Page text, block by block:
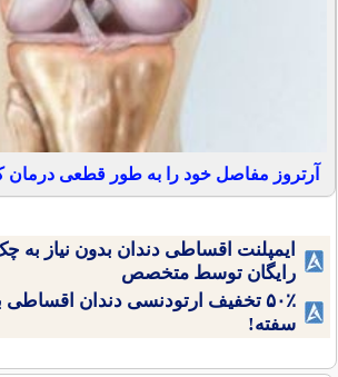
آرتروز مفاصل خود را به طور قطعی درمان
ایمپلنت اقساطی دندان بدون نیاز به
رایگان توسط متخصص
۵۰٪ تخفیف ارتودنسی دندان اقساطی
سفته!